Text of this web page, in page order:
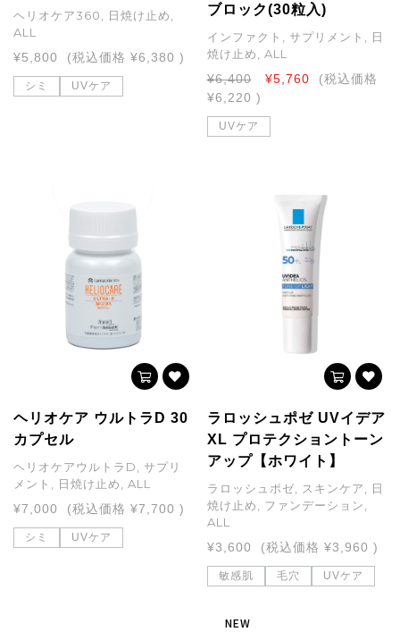
ヘリオケア360, 日焼け止め,
ALL
¥5,800
(税込価格 ¥6,380 )
シミ UVケア
ブロック(30粒入)
インファクト, サプリメント, 日
焼け止め, ALL
¥6,400
¥5,760
(税込価格
¥6,220 )
UVケア
ヘリオケア ウルトラD 30
カプセル
ヘリオケアウルトラD, サプリ
メント, 日焼け止め, ALL
¥7,000
(税込価格 ¥7,700 )
シミ UVケア
ラロッシュポゼ UVイデア
XL プロテクショントーン
アップ【ホワイト】
ラロッシュポゼ, スキンケア, 日
焼け止め, ファンデーション,
ALL
¥3,600
(税込価格 ¥3,960 )
敏感肌 毛穴 UVケア
NEW